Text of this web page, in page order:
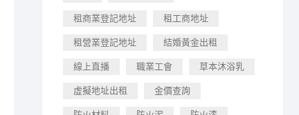
租商業登記地址 租工商地址
租營業登記地址 結婚黃金出租
線上直播 職業工會 草本沐浴乳
虛擬地址出租 金價查詢